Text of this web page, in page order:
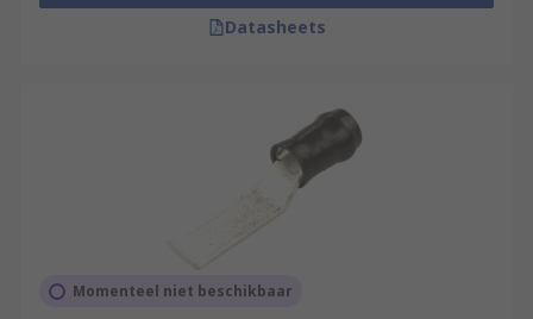
Datasheets
Momenteel niet beschikbaar